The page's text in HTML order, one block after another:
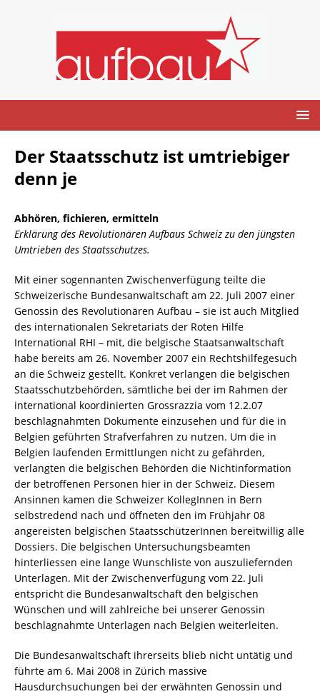
Der Staatsschutz ist umtriebiger
denn je
Abhören, fichieren, ermitteln
Erklärung des Revolutionären Aufbaus Schweiz zu den jüngsten
Umtrieben des Staatsschutzes.
Mit einer sogennanten Zwischenverfügung teilte die
Schweizerische Bundesanwaltschaft am 22. Juli 2007 einer
Genossin des Revolutionären Aufbau – sie ist auch Mitglied
des internationalen Sekretariats der Roten Hilfe
International RHI – mit, die belgische Staatsanwaltschaft
habe bereits am 26. November 2007 ein Rechtshilfegesuch
an die Schweiz gestellt. Konkret verlangen die belgischen
Staatsschutzbehörden, sämtliche bei der im Rahmen der
international koordinierten Grossrazzia vom 12.2.07
beschlagnahmten Dokumente einzusehen und für die in
Belgien geführten Strafverfahren zu nutzen. Um die in
Belgien laufenden Ermittlungen nicht zu gefährden,
verlangten die belgischen Behörden die Nichtinformation
der betroffenen Personen hier in der Schweiz. Diesem
Ansinnen kamen die Schweizer KollegInnen in Bern
selbstredend nach und öffneten den im Frühjahr 08
angereisten belgischen StaatsschützerInnen bereitwillig alle
Dossiers. Die belgischen Untersuchungsbeamten
hinterliessen eine lange Wunschliste von auszuliefernden
Unterlagen. Mit der Zwischenverfügung vom 22. Juli
entspricht die Bundesanwaltschaft den belgischen
Wünschen und will zahlreiche bei unserer Genossin
beschlagnahmte Unterlagen nach Belgien weiterleiten.
Die Bundesanwaltschaft ihrerseits blieb nicht untätig und
führte am 6. Mai 2008 in Zürich massive
Hausdurchsuchungen bei der erwähnten Genossin und